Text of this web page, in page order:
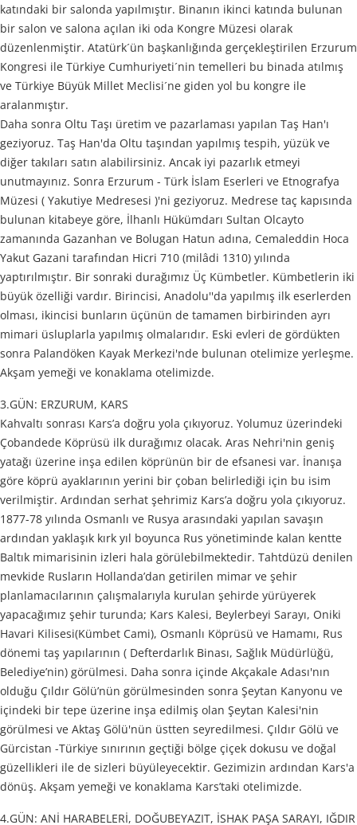
katındaki bir salonda yapılmıştır. Binanın ikinci katında bulunan
bir salon ve salona açılan iki oda Kongre Müzesi olarak
düzenlenmiştir. Atatürk´ün başkanlığında gerçekleştirilen Erzurum
Kongresi ile Türkiye Cumhuriyeti´nin temelleri bu binada atılmış
ve Türkiye Büyük Millet Meclisi´ne giden yol bu kongre ile
aralanmıştır.
Daha sonra Oltu Taşı üretim ve pazarlaması yapılan Taş Han'ı
geziyoruz. Taş Han'da Oltu taşından yapılmış tespih, yüzük ve
diğer takıları satın alabilirsiniz. Ancak iyi pazarlık etmeyi
unutmayınız. Sonra Erzurum - Türk İslam Eserleri ve Etnografya
Müzesi ( Yakutiye Medresesi )'ni geziyoruz. Medrese taç kapısında
bulunan kitabeye göre, İlhanlı Hükümdarı Sultan Olcayto
zamanında Gazanhan ve Bolugan Hatun adına, Cemaleddin Hoca
Yakut Gazani tarafından Hicri 710 (milâdi 1310) yılında
yaptırılmıştır. Bir sonraki durağımız Üç Kümbetler. Kümbetlerin iki
büyük özelliği vardır. Birincisi, Anadolu''da yapılmış ilk eserlerden
olması, ikincisi bunların üçünün de tamamen birbirinden ayrı
mimari üsluplarla yapılmış olmalarıdır. Eski evleri de gördükten
sonra Palandöken Kayak Merkezi'nde bulunan otelimize yerleşme.
Akşam yemeği ve konaklama otelimizde.
3.GÜN: ERZURUM, KARS
Kahvaltı sonrası Kars’a doğru yola çıkıyoruz. Yolumuz üzerindeki
Çobandede Köprüsü ilk durağımız olacak. Aras Nehri'nin geniş
yatağı üzerine inşa edilen köprünün bir de efsanesi var. İnanışa
göre köprü ayaklarının yerini bir çoban belirlediği için bu isim
verilmiştir. Ardından serhat şehrimiz Kars’a doğru yola çıkıyoruz.
1877-78 yılında Osmanlı ve Rusya arasındaki yapılan savaşın
ardından yaklaşık kırk yıl boyunca Rus yönetiminde kalan kentte
Baltık mimarisinin izleri hala görülebilmektedir. Tahtdüzü denilen
mevkide Rusların Hollanda’dan getirilen mimar ve şehir
planlamacılarının çalışmalarıyla kurulan şehirde yürüyerek
yapacağımız şehir turunda; Kars Kalesi, Beylerbeyi Sarayı, Oniki
Havari Kilisesi(Kümbet Cami), Osmanlı Köprüsü ve Hamamı, Rus
dönemi taş yapılarının ( Defterdarlık Binası, Sağlık Müdürlüğü,
Belediye’nin) görülmesi. Daha sonra içinde Akçakale Adası'nın
olduğu Çıldır Gölü’nün görülmesinden sonra Şeytan Kanyonu ve
içindeki bir tepe üzerine inşa edilmiş olan Şeytan Kalesi'nin
görülmesi ve Aktaş Gölü'nün üstten seyredilmesi. Çıldır Gölü ve
Gürcistan -Türkiye sınırının geçtiği bölge çiçek dokusu ve doğal
güzellikleri ile de sizleri büyüleyecektir. Gezimizin ardından Kars'a
dönüş. Akşam yemeği ve konaklama Kars’taki otelimizde.
4.GÜN: ANİ HARABELERİ, DOĞUBEYAZIT, İSHAK PAŞA SARAYI, IĞDIR